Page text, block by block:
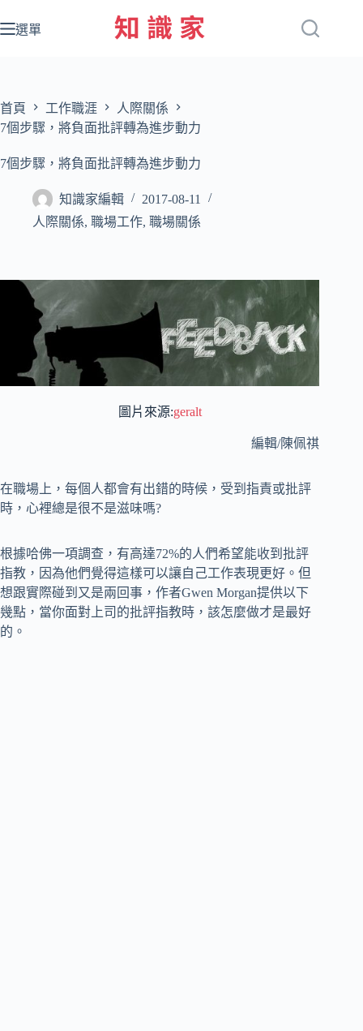
至
容
選單
首頁 工作職涯
人際關係
7個步驟，將負面批評轉為進步動力
7個步驟，將負面批評轉為進步動力
知識家編輯
2017-08-11
人際關係, 職場工作, 職場關係
圖片來源:geralt
編輯/陳佩祺
在職場上，每個人都會有出錯的時候，受到指責或批評
時，心裡總是很不是滋味嗎?
根據哈佛一項調查，有高達72%的人們希望能收到批評
指教，因為他們覺得這樣可以讓自己工作表現更好。但
想跟實際碰到又是兩回事，作者Gwen Morgan提供以下
幾點，當你面對上司的批評指教時，該怎麼做才是最好
的。